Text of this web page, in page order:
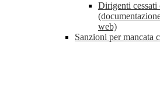
Dirigenti
web)
Sanzioni per mancata